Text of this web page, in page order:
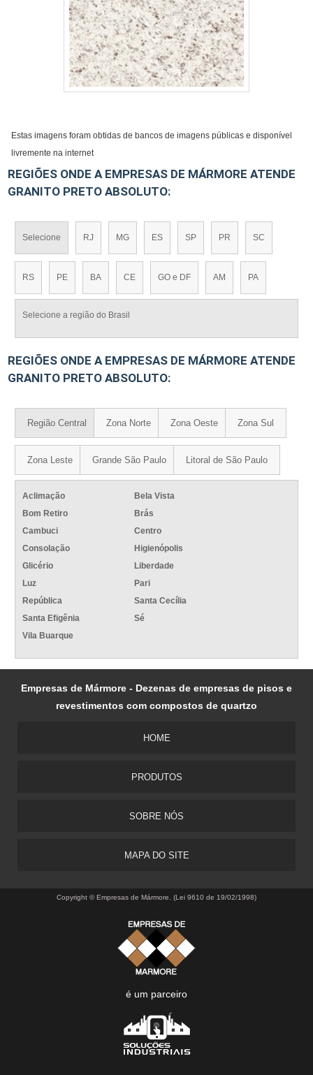
Estas imagens foram obtidas de bancos de imagens públicas e disponível
livremente na internet
REGIÕES ONDE A EMPRESAS DE MÁRMORE ATENDE
GRANITO PRETO ABSOLUTO:
Selecione RJ MG ES SP PR SC
RS PE BA CE GO e DF AM PA
Selecione a região do Brasil
REGIÕES ONDE A EMPRESAS DE MÁRMORE ATENDE
GRANITO PRETO ABSOLUTO:
Região Central Zona Norte Zona Oeste Zona Sul
Zona Leste Grande São Paulo Litoral de São Paulo
Aclimação
Bela Vista
Bom Retiro
Brás
Cambuci
Centro
Consolação
Higienópolis
Glicério
Liberdade
Luz
Pari
República
Santa Cecília
Santa Efigênia
Sé
Vila Buarque
Empresas de Mármore - Dezenas de empresas de pisos e
revestimentos com compostos de quartzo
HOME
PRODUTOS
SOBRE NÓS
MAPA DO SITE
Copyright © Empresas de Mármore. (Lei 9610 de 19/02/1998)
é um parceiro